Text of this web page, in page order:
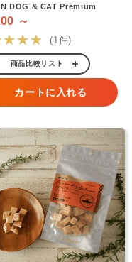
DOG & CAT Premium
～
(1件)
商品比較リスト
カートに入れる